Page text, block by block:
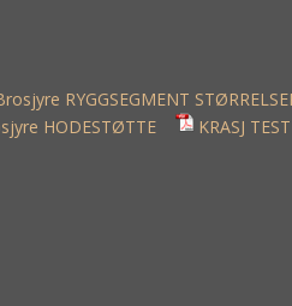
RYGGSEGMENT
HODESTØTTE
KRASJ